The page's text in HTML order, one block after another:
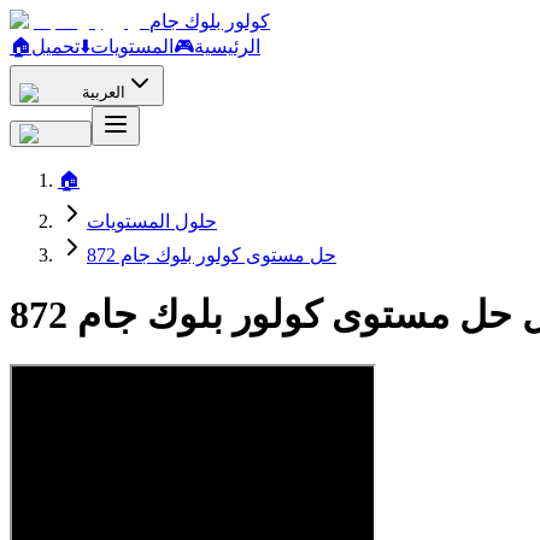
كولور بلوك جام
🏠
الرئيسية🎮 المستويات⬇️تحميل
العربية
🏠
حلول المستويات
حل مستوى كولور بلوك جام 872
حل مستوى كولور بلوك جام 872